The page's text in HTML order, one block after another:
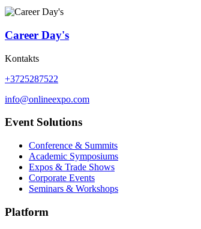
Career Day's
Kontakts
+3725287522
info@onlineexpo.com
Event Solutions
Conference & Summits
Academic Symposiums
Expos & Trade Shows
Corporate Events
Seminars & Workshops
Platform